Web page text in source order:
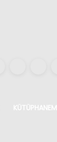
KÜTÜPHANEM